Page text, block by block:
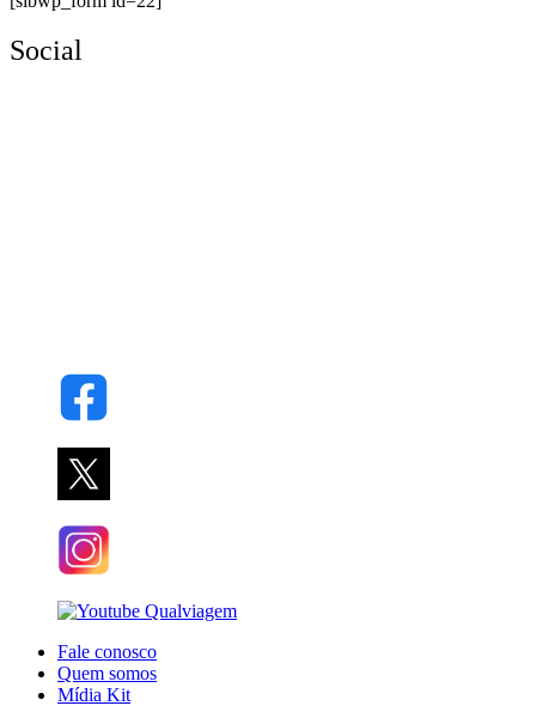
Social
Fale conosco
Quem somos
Mídia Kit